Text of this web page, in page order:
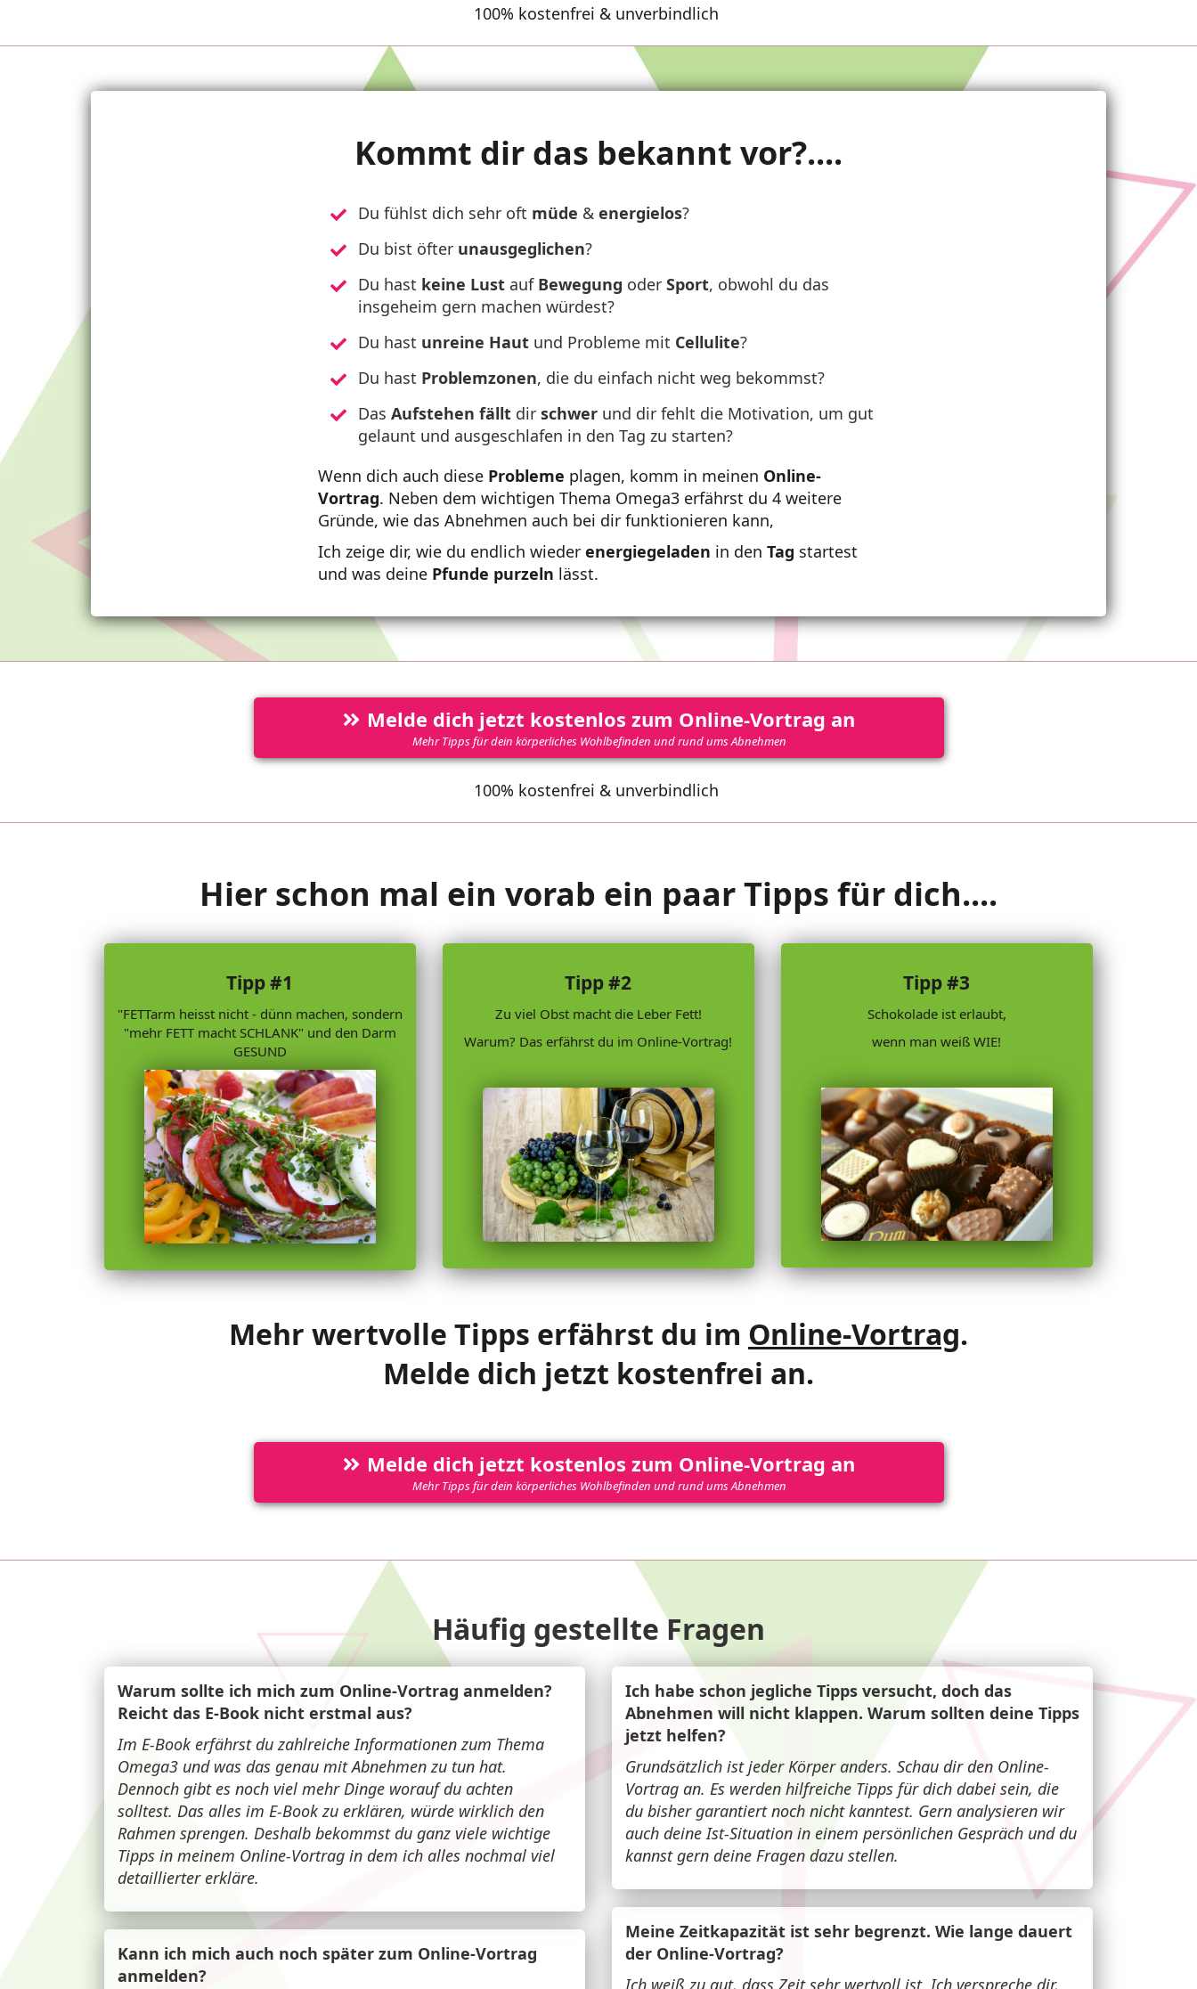
100% kostenfrei & unverbindlich
Kommt dir das bekannt vor?....
Du fühlst dich sehr oft müde & energielos?
Du bist öfter unausgeglichen?
Du hast keine Lust auf Bewegung oder Sport, obwohl du das
insgeheim gern machen würdest?
Du hast unreine Haut und Probleme mit Cellulite?
Du hast Problemzonen, die du einfach nicht weg bekommst?
Das Aufstehen fällt dir schwer und dir fehlt die Motivation, um gut
gelaunt und ausgeschlafen in den Tag zu starten?
Wenn dich auch diese Probleme plagen, komm in meinen Online-
Vortrag. Neben dem wichtigen Thema Omega3 erfährst du 4 weitere
Gründe, wie das Abnehmen auch bei dir funktionieren kann,
Ich zeige dir, wie du endlich wieder energiegeladen in den Tag startest
und was deine Pfunde purzeln lässt.
Melde dich jetzt kostenlos zum Online-Vortrag an
Mehr Tipps für dein körperliches Wohlbefinden und rund ums Abnehmen
100% kostenfrei & unverbindlich
Hier schon mal ein vorab ein paar Tipps für dich....
Tipp #1
"FETTarm heisst nicht - dünn machen, sondern
"mehr FETT macht SCHLANK" und den Darm
GESUND
Tipp #2
Zu viel Obst macht die Leber Fett!
Warum? Das erfährst du im Online-Vortrag!
Tipp #3
Schokolade ist erlaubt,
wenn man weiß WIE!
Mehr wertvolle Tipps erfährst du im Online-Vortrag.
Melde dich jetzt kostenfrei an.
Melde dich jetzt kostenlos zum Online-Vortrag an
Mehr Tipps für dein körperliches Wohlbefinden und rund ums Abnehmen
Häufig gestellte Fragen
Warum sollte ich mich zum Online-Vortrag anmelden?
Reicht das E-Book nicht erstmal aus?
Im E-Book erfährst du zahlreiche Informationen zum Thema
Omega3 und was das genau mit Abnehmen zu tun hat.
Dennoch gibt es noch viel mehr Dinge worauf du achten
solltest. Das alles im E-Book zu erklären, würde wirklich den
Rahmen sprengen. Deshalb bekommst du ganz viele wichtige
Tipps in meinem Online-Vortrag in dem ich alles nochmal viel
detaillierter erkläre.
Kann ich mich auch noch später zum Online-Vortrag
anmelden?
Ich habe schon jegliche Tipps versucht, doch das
Abnehmen will nicht klappen. Warum sollten deine Tipps
jetzt helfen?
Grundsätzlich ist jeder Körper anders. Schau dir den Online-
Vortrag an. Es werden hilfreiche Tipps für dich dabei sein, die
du bisher garantiert noch nicht kanntest. Gern analysieren wir
auch deine Ist-Situation in einem persönlichen Gespräch und du
kannst gern deine Fragen dazu stellen.
Meine Zeitkapazität ist sehr begrenzt. Wie lange dauert
der Online-Vortrag?
Ich weiß zu gut, dass Zeit sehr wertvoll ist. Ich verspreche dir,